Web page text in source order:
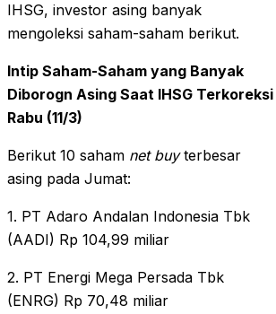
IHSG, investor asing banyak
mengoleksi saham-saham berikut.
Intip Saham-Saham yang Banyak
Diborogn Asing Saat IHSG Terkoreksi
Rabu (11/3)
Berikut 10 saham net buyterbesar
asing pada Jumat:
1. PT Adaro Andalan Indonesia Tbk
(AADI) Rp 104,99 miliar
2. PT Energi Mega Persada Tbk
(ENRG) Rp 70,48 miliar